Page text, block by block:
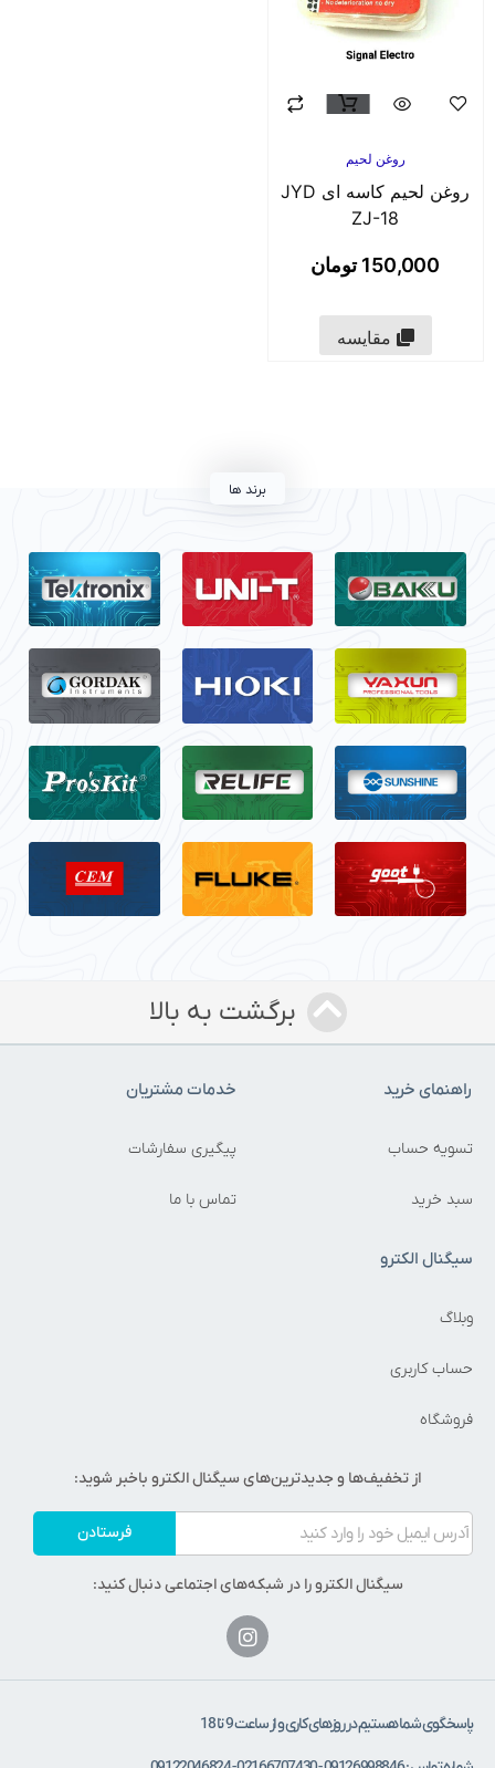
روغن لحیم
روغن لحیم کاسه ای JYD
ZJ-18
150,000 تومان
مقایسه
برند ها
برگشت به بالا
راهنمای خرید
تسویه حساب
سبد خرید
خدمات مشتریان
پیگیری سفارشات
تماس با ما
سیگنال الکترو
وبلاگ
حساب کاربری
فروشگاه
از تخفیف‌ها و جدیدترین‌های سیگنال الکترو باخبر شوید:
فرستادن
سیگنال الکترو را در شبکه‌های اجتماعی دنبال کنید:
پاسخگوی شما هستیم در روزهای کاری و از ساعت 9 تا 18